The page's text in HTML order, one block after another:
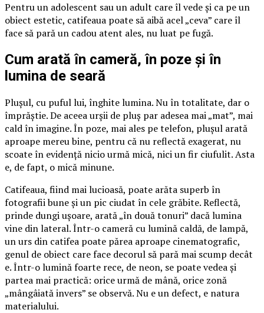
Pentru un adolescent sau un adult care îl vede și ca pe un
obiect estetic, catifeaua poate să aibă acel „ceva” care îl
face să pară un cadou atent ales, nu luat pe fugă.
Cum arată în cameră, în poze și în
lumina de seară
Plușul, cu puful lui, înghite lumina. Nu în totalitate, dar o
împrăștie. De aceea urșii de pluș par adesea mai „mat”, mai
cald în imagine. În poze, mai ales pe telefon, plușul arată
aproape mereu bine, pentru că nu reflectă exagerat, nu
scoate în evidență nicio urmă mică, nici un fir ciufulit. Asta
e, de fapt, o mică minune.
Catifeaua, fiind mai lucioasă, poate arăta superb în
fotografii bune și un pic ciudat în cele grăbite. Reflectă,
prinde dungi ușoare, arată „în două tonuri” dacă lumina
vine din lateral. Într-o cameră cu lumină caldă, de lampă,
un urs din catifea poate părea aproape cinematografic,
genul de obiect care face decorul să pară mai scump decât
e. Într-o lumină foarte rece, de neon, se poate vedea și
partea mai practică: orice urmă de mână, orice zonă
„mângâiată invers” se observă. Nu e un defect, e natura
materialului.